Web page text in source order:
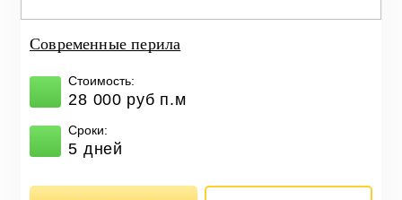
Современные перила
Стоимость:
28 000 руб п.м
Сроки:
5 дней